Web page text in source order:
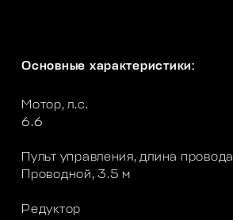
Основные характеристики:
Мотор, л.с.
6.6
Пульт управления, длина провода
Проводной, 3.5 м
Редуктор